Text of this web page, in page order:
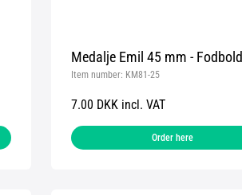
Medalje Emil 45 mm - Fodbold
Item number: KM81-25
7.00 DKK incl. VAT
Order here